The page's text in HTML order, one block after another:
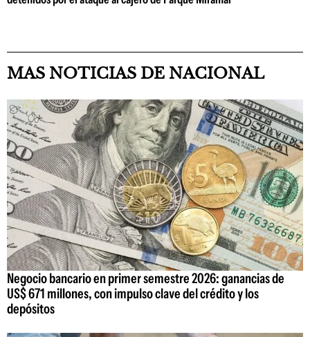
MAS NOTICIAS DE NACIONAL
Negocio bancario en primer semestre 2026: ganancias de
US$ 671 millones, con impulso clave del crédito y los
depósitos